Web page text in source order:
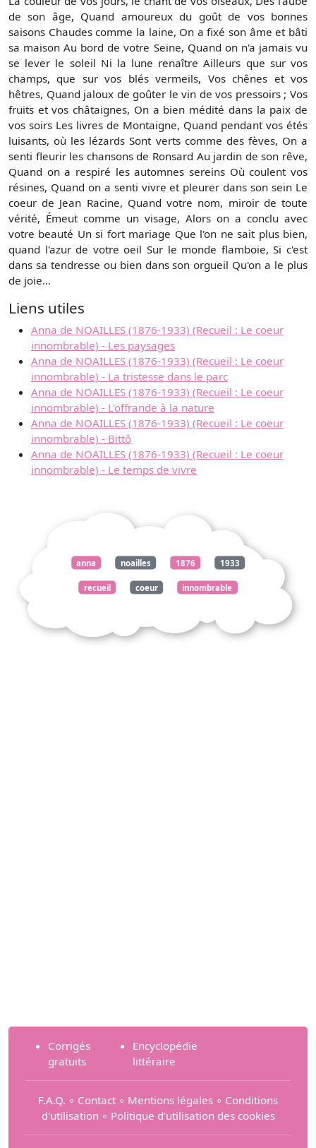
de son âge, Quand amoureux du goût de vos bonnes
saisons Chaudes comme la laine, On a fixé son âme et bâti
sa maison Au bord de votre Seine, Quand on n'a jamais vu
se lever le soleil Ni la lune renaître Ailleurs que sur vos
champs, que sur vos blés vermeils, Vos chênes et vos
hêtres, Quand jaloux de goûter le vin de vos pressoirs ; Vos
fruits et vos châtaignes, On a bien médité dans la paix de
vos soirs Les livres de Montaigne, Quand pendant vos étés
luisants, où les lézards Sont verts comme des fèves, On a
senti fleurir les chansons de Ronsard Au jardin de son rêve,
Quand on a respiré les automnes sereins Où coulent vos
résines, Quand on a senti vivre et pleurer dans son sein Le
coeur de Jean Racine, Quand votre nom, miroir de toute
vérité, Émeut comme un visage, Alors on a conclu avec
votre beauté Un si fort mariage Que l'on ne sait plus bien,
quand l'azur de votre oeil Sur le monde flamboie, Si c'est
dans sa tendresse ou bien dans son orgueil Qu'on a le plus
de joie...
Liens utiles
Anna de NOAILLES (1876-1933) (Recueil : Le coeur
innombrable) - Les paysages
Anna de NOAILLES (1876-1933) (Recueil : Le coeur
innombrable) - La tristesse dans le parc
Anna de NOAILLES (1876-1933) (Recueil : Le coeur
innombrable) - L'offrande à la nature
Anna de NOAILLES (1876-1933) (Recueil : Le coeur
innombrable) - Bittô
Anna de NOAILLES (1876-1933) (Recueil : Le coeur
innombrable) - Le temps de vivre
anna noailles 1876 1933
recueil coeur innombrable
Corrigés
gratuits
Encyclopédie
littéraire
F.A.Q. ∘ Contact ∘ Mentions légales ∘ Conditions
d'utilisation ∘ Politique d’utilisation des cookies